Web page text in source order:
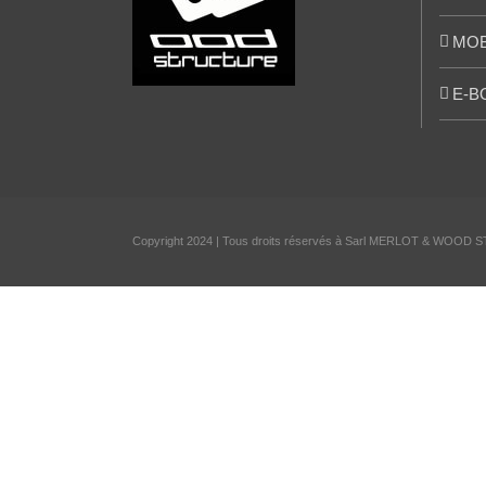
E-
Copyright 2024 | Tous droits réservés à Sarl MERLOT & WOOD